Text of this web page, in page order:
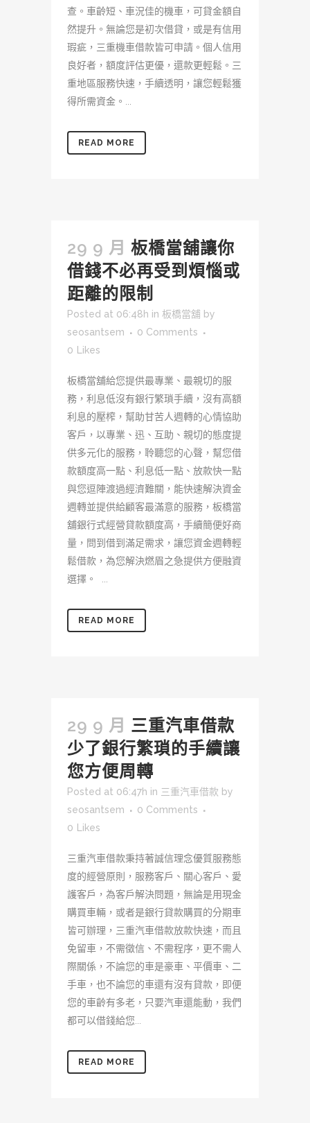
查。車齡短、車況佳的機車，可貸金額自
然提升。無論您是初次借貸，或是有信用
瑕疵，三重機車借款皆可申請。個人信用
良好者，額度評估更優，還款更輕鬆。三
重地區服務快速，手續透明，讓您輕鬆獲
得所需資金。...
READ MORE
29 9 月 板橋當舖讓你
借錢不必再受到煩惱或
距離的限制
Posted at 06:48h in 板橋當舖 by
seosantsem
0 Comments
0 Likes
板橋當舖給您提供最專業、最親切的服
務，利息低沒有銀行繁瑣手續，沒有高額
利息的壓榨，幫助甘苦人週轉的心情協助
客戶，以專業、迅、互助、親切的態度提
供多元化的服務，聆聽您的心聲，幫您借
款額度高一點、利息低一點、放款快一點
與您逗陣渡過經濟難關，能快速解決資金
週轉並提供給顧客最滿意的服務，板橋當
舖銀行式經營貸款額度高，手續簡便好商
量，問到借到滿足需求，讓您資金週轉輕
鬆借款，為您解決燃眉之急提供方便融資
選擇。 ...
READ MORE
29 9 月 三重汽車借款
少了銀行繁瑣的手續讓
您方便周轉
Posted at 06:47h in 三重汽車借款 by
seosantsem
0 Comments
0 Likes
三重汽車借款秉持著誠信理念優質服務態
度的經營原則，服務客戶、關心客戶、愛
護客戶，為客戶解決問題，無論是用現金
購買車輛，或者是銀行貸款購買的分期車
皆可辦理，三重汽車借款放款快速，而且
免留車，不需徵信、不需程序，更不需人
際關係，不論您的車是豪車、平價車、二
手車，也不論您的車還有沒有貸款，即便
您的車齡有多老，只要汽車還能動，我們
都可以借錢給您...
READ MORE